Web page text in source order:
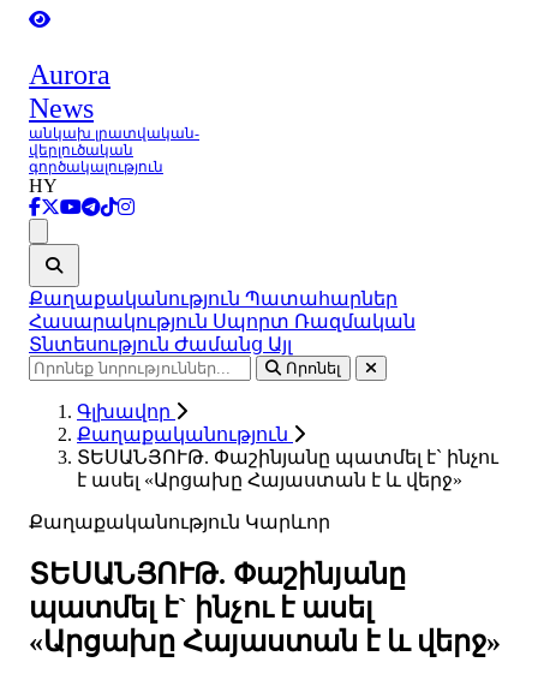
Aurora
News
անկախ լրատվական-
վերլուծական
գործակալություն
HY
Քաղաքականություն Պատահարներ
Հասարակություն Սպորտ Ռազմական
Տնտեսություն Ժամանց Այլ
Որոնել
Գլխավոր
Քաղաքականություն
ՏԵՍԱՆՅՈՒԹ. Փաշինյանը պատմել է` ինչու
է ասել «Արցախը Հայաստան է և վերջ»
Քաղաքականություն Կարևոր
ՏԵՍԱՆՅՈՒԹ. Փաշինյանը
պատմել է` ինչու է ասել
«Արցախը Հայաստան է և վերջ»